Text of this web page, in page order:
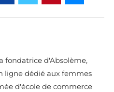
fondatrice d'Absolème,
ligne dédié aux femmes
d'école de commerce